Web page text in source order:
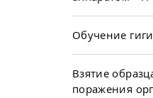
Обучение
Взятие
поражения